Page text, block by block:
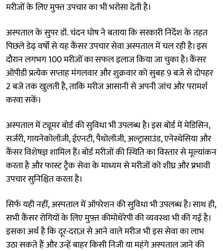
मरीजों के लिए मुफ्त उपचार का भी भरोसा देती है।
अस्पताल के सुपर डॉ. चंदन घोष ने बताया कि सरकारी निर्देश के तहत
पिछले डेढ़ वर्षों से यह कैंसर उपचार सेवा अस्पताल में चल रही है। इस
दौरान लगभग 100 मरीजों का सफल इलाज किया जा चुका है। कैंसर
ओपीडी प्रत्येक सप्ताह मंगलवार और शुक्रवार को सुबह 9 बजे से दोपहर
2 बजे तक खुलती है, ताकि मरीज आसानी से अपनी जांच और परामर्श
करवा सकें।
अस्पताल में ट्यूमर बोर्ड की सुविधा भी उपलब्ध है। इस बोर्ड में मेडिसिन,
सर्जरी, गायनेकोलॉजी, ईएनटी, पैथोलॉजी, अल्ट्रासाउंड, एनेस्थेसिया और
कैंसर विशेषज्ञ शामिल हैं। बोर्ड मरीजों की स्थिति का विस्तार से मूल्यांकन
करता है और फास्ट ट्रैक सेवा के माध्यम से मरीजों को शीघ्र और प्रभावी
उपचार सुनिश्चित करता है।
सिर्फ यही नहीं, अस्पताल में ऑपरेशन की सुविधा भी उपलब्ध है। साथ ही,
सभी कैंसर रोगियों के लिए मुफ़्त कीमोथेरेपी की व्यवस्था भी की गई है।
इसका अर्थ है कि दूर-दराज़ से आने वाले मरीज भी इस सेवा का लाभ
उठा सकते हैं और उन्हें बाहर किसी निजी या महंगे अस्पताल जाने की